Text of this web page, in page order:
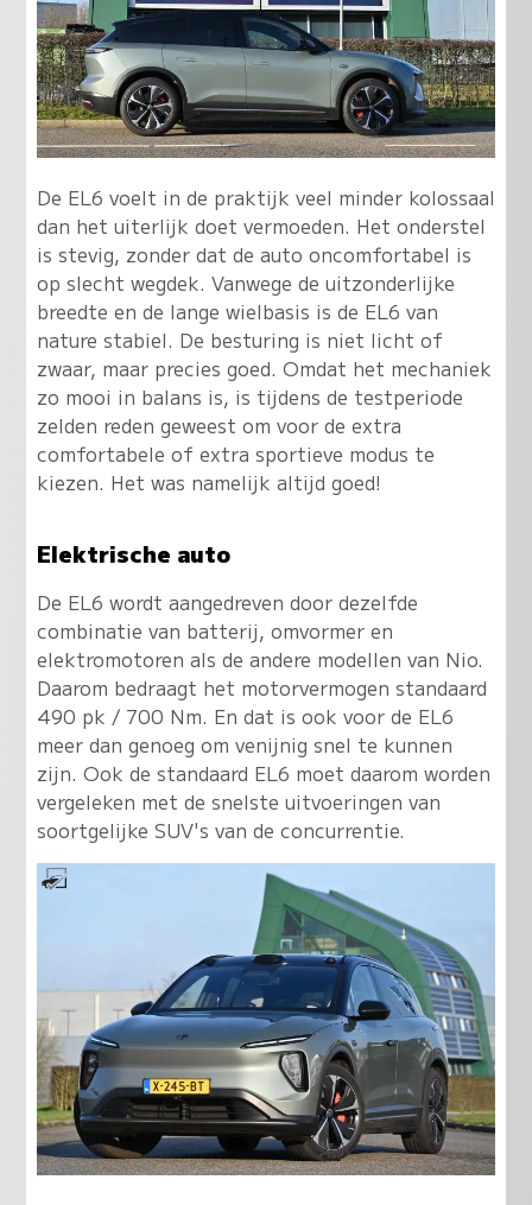
De EL6 voelt in de praktijk veel minder kolossaal
dan het uiterlijk doet vermoeden. Het onderstel
is stevig, zonder dat de auto oncomfortabel is
op slecht wegdek. Vanwege de uitzonderlijke
breedte en de lange wielbasis is de EL6 van
nature stabiel. De besturing is niet licht of
zwaar, maar precies goed. Omdat het mechaniek
zo mooi in balans is, is tijdens de testperiode
zelden reden geweest om voor de extra
comfortabele of extra sportieve modus te
kiezen. Het was namelijk altijd goed!
Elektrische auto
De EL6 wordt aangedreven door dezelfde
combinatie van batterij, omvormer en
elektromotoren als de andere modellen van Nio.
Daarom bedraagt het motorvermogen standaard
490 pk / 700 Nm. En dat is ook voor de EL6
meer dan genoeg om venijnig snel te kunnen
zijn. Ook de standaard EL6 moet daarom worden
vergeleken met de snelste uitvoeringen van
soortgelijke SUV's van de concurrentie.